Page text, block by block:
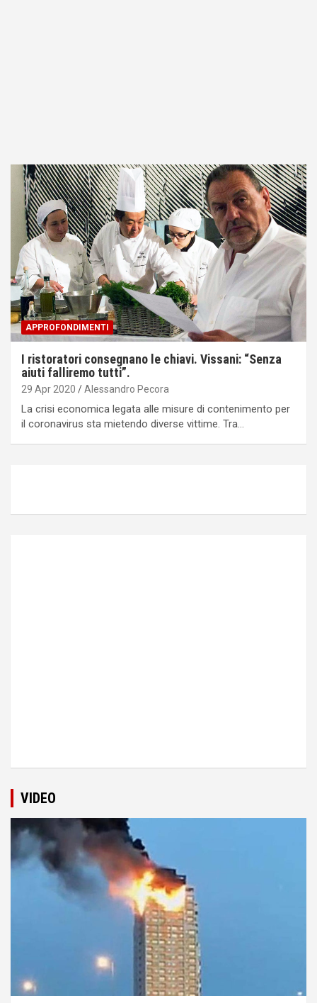
APPROFONDIMENTI
I ristoratori consegnano le chiavi. Vissani: “Senza
aiuti falliremo tutti”.
29 Apr 2020 Alessandro Pecora
La crisi economica legata alle misure di contenimento per
il coronavirus sta mietendo diverse vittime. Tra…
VIDEO